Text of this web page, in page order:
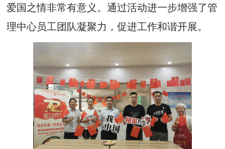
爱国之情非常有意义。通过活动进一步增强了管
理中心员工团队凝聚力，促进工作和谐开展。